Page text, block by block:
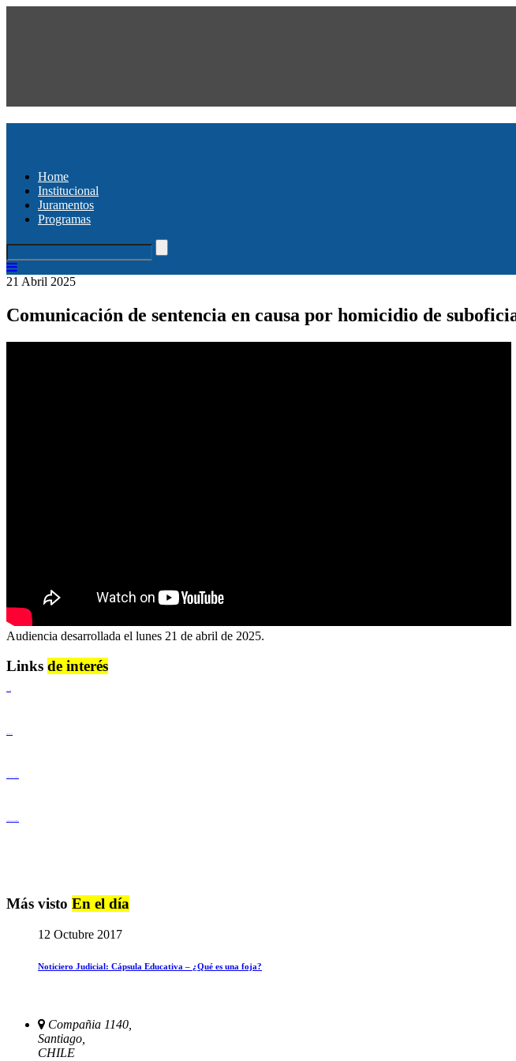
Home
Institucional
Juramentos
Programas
21 Abril 2025
Comunicación de sentencia en causa por homicidio de
Audiencia desarrollada el lunes 21 de abril de 2025.
Links de interés
Más visto En el día
12 Octubre 2017
Noticiero Judicial: Cápsula Educativa – ¿Qué es una foja?
Compañia 1140,
Santiago,
CHILE